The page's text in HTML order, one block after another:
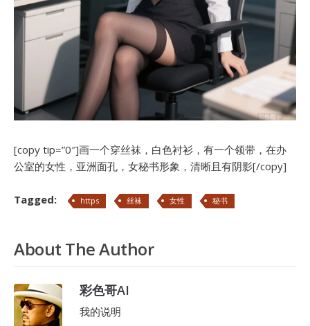
[copy tip=”0″]画一个穿丝袜，白色衬衫，有一个领带，在办
公室的女性，亚洲面孔，女秘书形象，清晰且有阴影[/copy]
Tagged: https 丝袜 女性 秘书
About The Author
彩色哥AI
我的说明